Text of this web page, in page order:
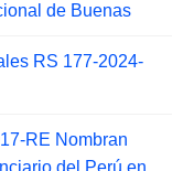
de Buenas
RS 177-2024-
RE Nombran
del Perú en